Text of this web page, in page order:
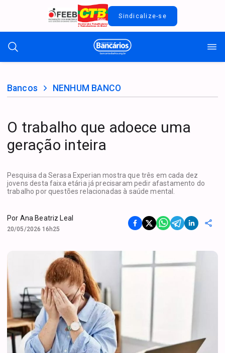
Sindicalize-se
Bancos NENHUM BANCO
O trabalho que adoece uma
geração inteira
Pesquisa da Serasa Experian mostra que três em cada dez
jovens desta faixa etária já precisaram pedir afastamento do
trabalho por questões relacionadas à saúde mental.
Por Ana Beatriz Leal
20/05/2026 16h25